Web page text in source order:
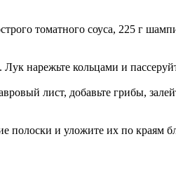
томатного соуса, 225 г
нарежьте кольцами и
лист, добавьте грибы,
полоски и уложите их по краям